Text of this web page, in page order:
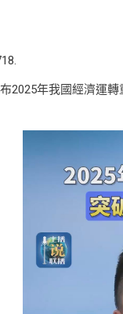
2025年我國經濟運